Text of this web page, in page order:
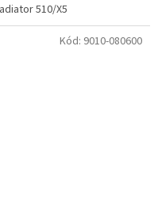
510/X5
Kód: 9010-080600